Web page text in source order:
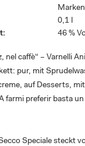
Marken
0,1 l
46 %
nel caffè“ – Varnelli
pur, mit
auf Desserts,
farmi preferir basta
Speciale steckt